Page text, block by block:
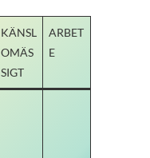
KÄNSL
OMÄS
SIGT
ARBET
E